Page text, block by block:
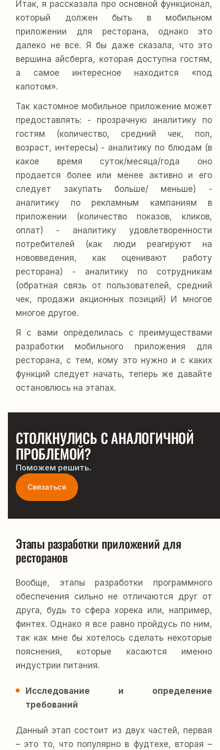
Итак, я рассказала про основной функционал,
который должен быть в мобильном
приложении для ресторана, однако это
далеко не все. Я бы даже сказала, что это
вершина айсберга, которая доступна гостям,
а самое интересное находится «под
капотом».
Так кастомное мобильное приложение может
предоставлять: - прозрачную аналитику по
гостям (количество, средний чек, пол,
возраст, интересы) - аналитику по блюдам (в
какое время суток/месяца/года оно
продается более или менее активно и его
следует закупать больше/ меньше) -
аналитику по рекламным кампаниям в
приложении (количество показов, кликов,
оплат) - аналитику удовлетворенности
потребителей (как люди реагируют на
нововведения, как оценивают работу
ресторана) - аналитику по сотрудникам
(обратная связь от пользователей, средний
чек, продажи акционных позиций) И многое
многое другое.
Я с вами определилась с преимуществами
разработки мобильного приложения для
ресторана, с тем, кому это нужно и с каких
функций следует начать, теперь же давайте
остановлюсь на этапах.
СТОЛКНУЛИСЬ С АНАЛОГИЧНОЙ
ПРОБЛЕМОЙ?
Поможем решить.
Связаться
Этапы разработки приложений для
ресторанов
Вообще, этапы разработки программного
обеспечения сильно не отличаются друг от
друга, будь то сфера хорека или, например,
финтех. Однако я все равно пройдусь по ним,
так как мне бы хотелось сделать некоторые
пояснения, которые касаются именно
индустрии питания.
Исследование и определение
требований
Данный этап состоит из двух частей, первая
– это то, что популярно в фудтехе, вторая –